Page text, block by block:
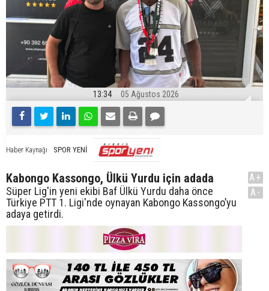
13:34 05 Ağustos 2026
Haber Kaynağı SPOR YENİ
Kabongo Kassongo, Ülkü Yurdu için adada
Süper Lig'in yeni ekibi Baf Ülkü Yurdu daha önce
Türkiye PTT 1. Ligi'nde oynayan Kabongo Kassongo’yu
adaya getirdi.
A+
A-